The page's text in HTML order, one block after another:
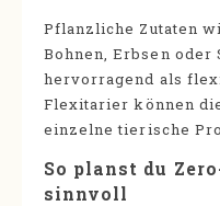
Pflanzliche Zutaten
Bohnen, Erbsen oder
hervorragend als
Flexitarier können
einzelne tierische
So planst du
sinnvoll